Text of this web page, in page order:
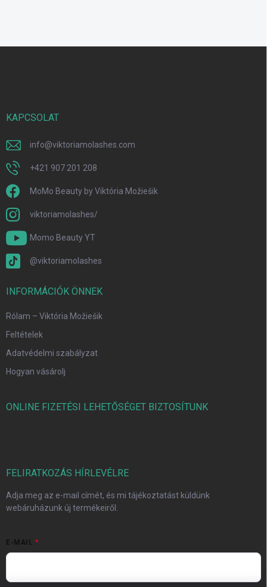
KAPCSOLAT
info@viktoriamolashes.com
+421 907 201 208
MoMo Beauty by Viktória Možiešik
viktoriamolashes/
Momo Beauty YT
@viktoriamolashes
INFORMÁCIÓK ÖNNEK
Rólam – Viktória Možiešik
Feltételek
Adatvédelmi szabályzat
Hogyan vásárolj
ONLINE FIZETÉSI LEHETŐSÉGET BIZTOSÍTUNK
FELIRATKOZÁS HÍRLEVÉLRE
Adja meg az e-mail címét, és mi tájékoztatást küldünk
webáruházunk új termékeiről.
E-MAIL